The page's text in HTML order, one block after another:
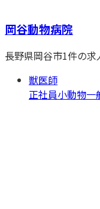
岡谷動物病院
長野県岡谷市1件の求
獣医師
正社員小動物一